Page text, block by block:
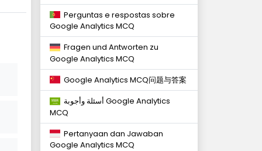
Perguntas e respostas sobre
Google Analytics MCQ
Fragen und Antworten zu
Google Analytics MCQ
Google Analytics MCQ问题与答案
MCQ
Pertanyaan dan Jawaban
Google Analytics MCQ